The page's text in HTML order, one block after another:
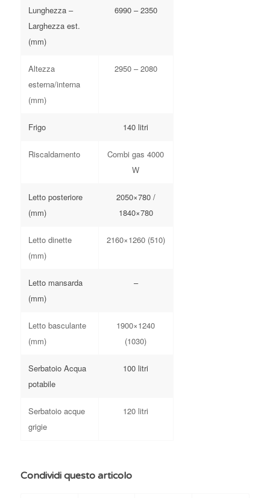
Lunghezza –
Larghezza est.
(mm)
6990 – 2350
Altezza
esterna/interna
(mm)
2950 – 2080
Frigo 140 litri
Riscaldamento
Combi gas 4000
W
Letto posteriore
(mm)
2050×780 /
1840×780
Letto dinette
(mm)
2160×1260 (510)
Letto mansarda
(mm)
–
Letto basculante
(mm)
1900×1240
(1030)
Serbatoio Acqua
potabile
100 litri
Serbatoio acque
grigie
120 litri
Condividi questo articolo